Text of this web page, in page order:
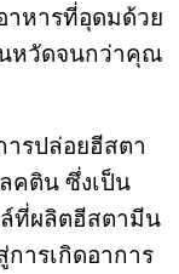
าหารที่อุดมด้วย
หวัดจนกว่าคุณ
รปล่อยฮีสตา
คติน ซึ่งเป็น
ที่ผลิตฮีสตามีน
ารเกิดอาการ